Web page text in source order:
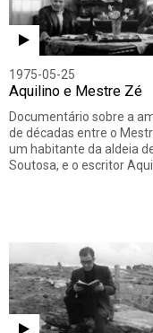
1975-05-25
Aquilino e Mestre Zé
Documentário sobre a
de décadas entre o
um habitante da aldeia
Soutosa, e o escritor